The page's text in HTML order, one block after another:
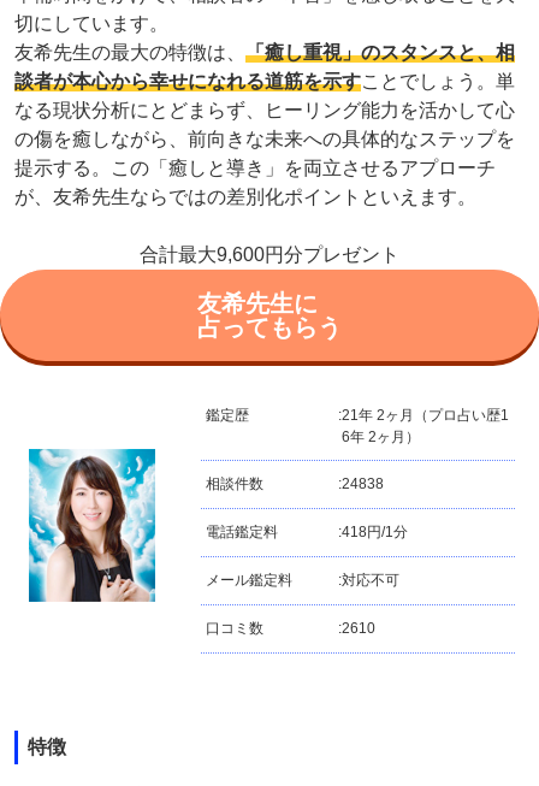
切にしています。
友希先生の最大の特徴は、 「癒し重視」のスタンスと、相
談者が本心から幸せになれる道筋を示すことでしょう。単
なる現状分析にとどまらず、ヒーリング能力を活かして心
の傷を癒しながら、前向きな未来への具体的なステップを
提示する。この「癒しと導き」を両立させるアプローチ
が、友希先生ならではの差別化ポイントといえます。
合計最大9,600円分プレゼント
友希先生に
占ってもらう
鑑定歴 :21年 2ヶ月（プロ占い歴1
6年 2ヶ月）
相談件数 :24838
電話鑑定料 :418円/1分
メール鑑定料 :対応不可
口コミ数 :2610
特徴